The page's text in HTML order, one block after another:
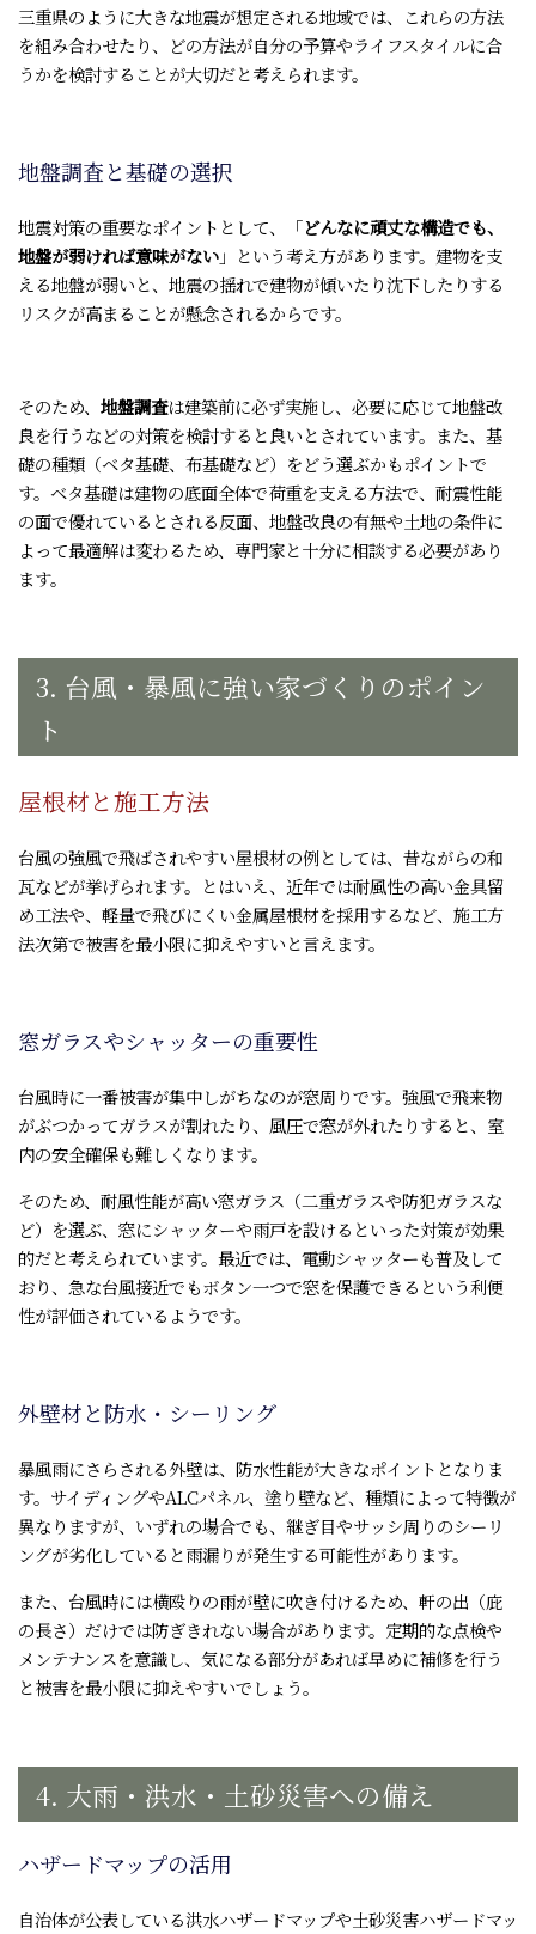
三重県のように大きな地震が想定される地域では、これらの方法
を組み合わせたり、どの方法が自分の予算やライフスタイルに合
うかを検討することが大切だと考えられます。
地盤調査と基礎の選択
地震対策の重要なポイントとして、「どんなに頑丈な構造でも、
地盤が弱ければ意味がない」という考え方があります。建物を支
える地盤が弱いと、地震の揺れで建物が傾いたり沈下したりする
リスクが高まることが懸念されるからです。
そのため、 地盤調査は建築前に必ず実施し、必要に応じて地盤改
良を行うなどの対策を検討すると良いとされています。また、基
礎の種類（ベタ基礎、布基礎など）をどう選ぶかもポイントで
す。ベタ基礎は建物の底面全体で荷重を支える方法で、耐震性能
の面で優れているとされる反面、地盤改良の有無や土地の条件に
よって最適解は変わるため、専門家と十分に相談する必要があり
ます。
3. 台風・暴風に強い家づくりのポイン
ト
屋根材と施工方法
台風の強風で飛ばされやすい屋根材の例としては、昔ながらの和
瓦などが挙げられます。とはいえ、近年では耐風性の高い金具留
め工法や、軽量で飛びにくい金属屋根材を採用するなど、施工方
法次第で被害を最小限に抑えやすいと言えます。
窓ガラスやシャッターの重要性
台風時に一番被害が集中しがちなのが窓周りです。強風で飛来物
がぶつかってガラスが割れたり、風圧で窓が外れたりすると、室
内の安全確保も難しくなります。
そのため、耐風性能が高い窓ガラス（二重ガラスや防犯ガラスな
ど）を選ぶ、窓にシャッターや雨戸を設けるといった対策が効果
的だと考えられています。最近では、電動シャッターも普及して
おり、急な台風接近でもボタン一つで窓を保護できるという利便
性が評価されているようです。
外壁材と防水・シーリング
暴風雨にさらされる外壁は、防水性能が大きなポイントとなりま
す。サイディングやALCパネル、塗り壁など、種類によって特徴が
異なりますが、いずれの場合でも、継ぎ目やサッシ周りのシーリ
ングが劣化していると雨漏りが発生する可能性があります。
また、台風時には横殴りの雨が壁に吹き付けるため、軒の出（庇
の長さ）だけでは防ぎきれない場合があります。定期的な点検や
メンテナンスを意識し、気になる部分があれば早めに補修を行う
と被害を最小限に抑えやすいでしょう。
4. 大雨・洪水・土砂災害への備え
ハザードマップの活用
自治体が公表している洪水ハザードマップや土砂災害ハザードマッ